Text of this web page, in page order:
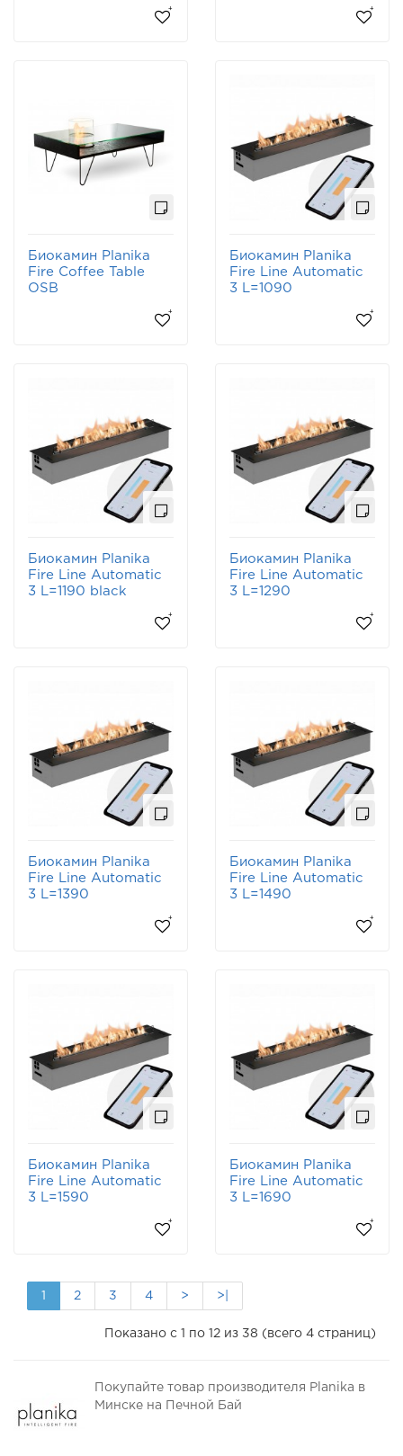
Биокамин Planika
Fire Coffee Table
OSB
Биокамин Planika
Fire Line Automatic
3 L=1090
Биокамин Planika
Fire Line Automatic
3 L=1190 black
Биокамин Planika
Fire Line Automatic
3 L=1290
Биокамин Planika
Fire Line Automatic
3 L=1390
Биокамин Planika
Fire Line Automatic
3 L=1490
Биокамин Planika
Fire Line Automatic
3 L=1590
Биокамин Planika
Fire Line Automatic
3 L=1690
1 2 3 4 > >|
Показано с 1 по 12 из 38 (всего 4 страниц)
Покупайте товар производителя Planika в
Минске на Печной Бай